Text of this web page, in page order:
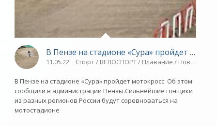
В Пензе на стадионе «Сура» пройдет
11.05.22 Спорт / ВЕЛОСПОРТ / Плавание / Новости
В Пензе на стадионе «Сура» пройдет мотокросс. Об этом
сообщили в администрации Пензы.Сильнейшие гонщики
из разных регионов России будут соревноваться на
мотостадионе